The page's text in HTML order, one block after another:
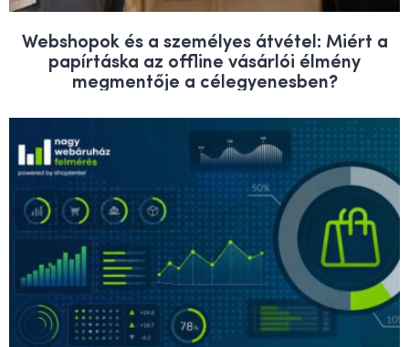
Webshopok és a személyes átvétel: Miért a
papírtáska az offline vásárlói élmény
megmentője a célegyenesben?